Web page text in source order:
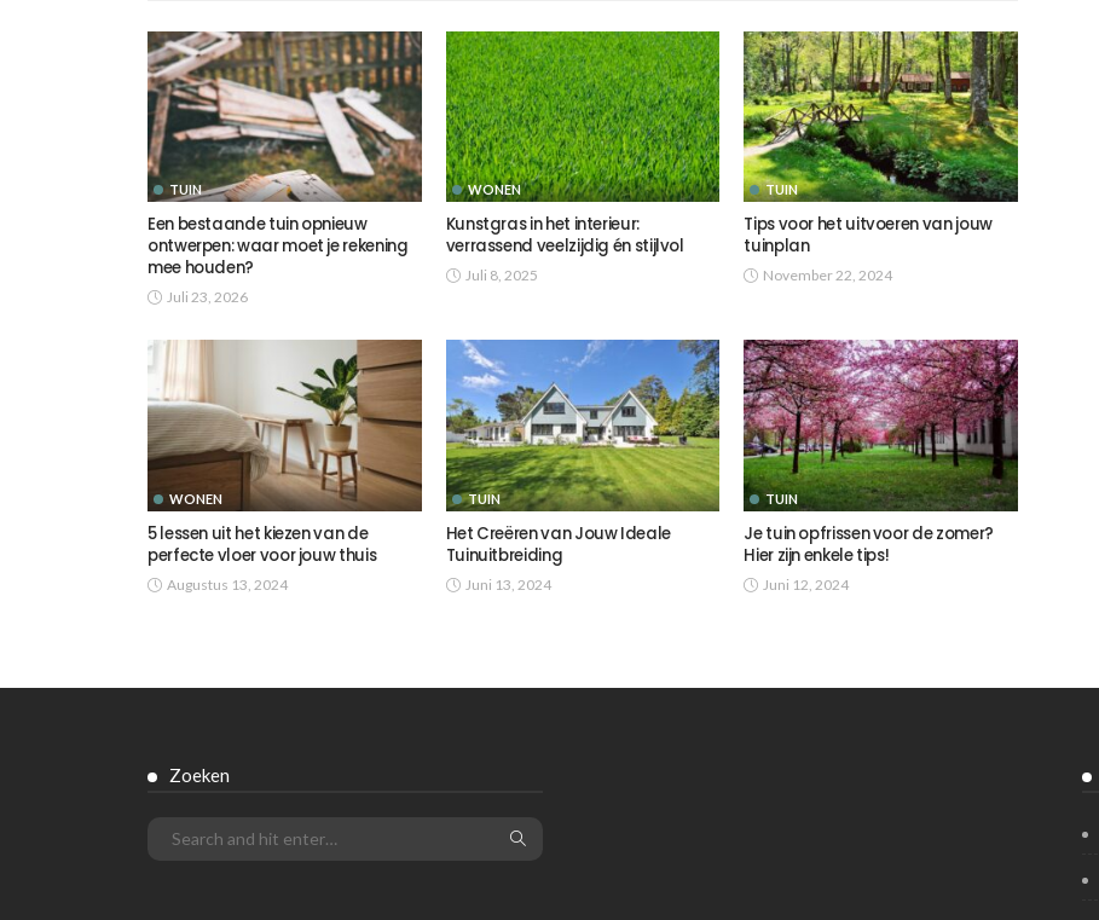
TUIN
Een bestaande tuin opnieuw
ontwerpen: waar moet je rekening
mee houden?
Juli 23, 2026
WONEN
Kunstgras in het interieur:
verrassend veelzijdig én stijlvol
Juli 8, 2025
TUIN
Tips voor het uitvoeren van jouw
tuinplan
November 22, 2024
WONEN
5 lessen uit het kiezen van de
perfecte vloer voor jouw thuis
Augustus 13, 2024
TUIN
Het Creëren van Jouw Ideale
Tuinuitbreiding
Juni 13, 2024
TUIN
Je tuin opfrissen voor de zomer?
Hier zijn enkele tips!
Juni 12, 2024
Zoeken